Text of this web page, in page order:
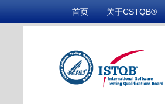
首页 关于CSTQB®